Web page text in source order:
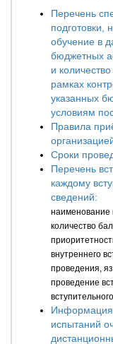
Перечень
подготовки,
обучение в
бюджетных
и
рамках
указанных
условиям
Правила
Сроки
Перечень
каждому
сведений:
наименование
количество
внутреннего
проведения,
проведение
Информация
испытаний